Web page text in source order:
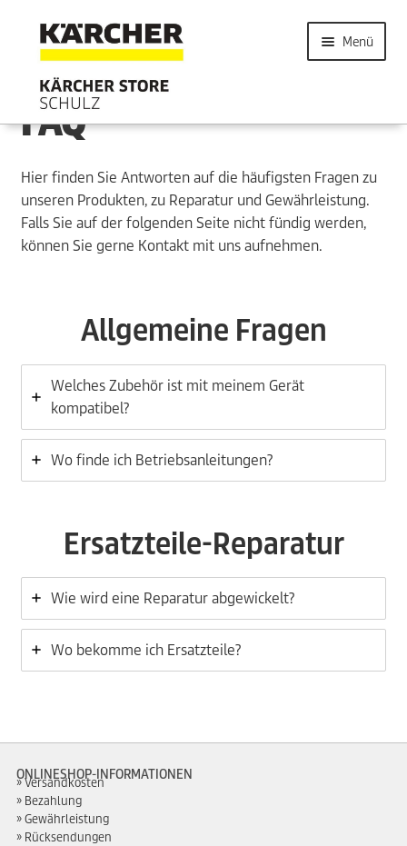
Menü
FAQ
Hier finden Sie Antworten auf die häufigsten Fragen zu
unseren Produkten, zu Reparatur und Gewährleistung.
Falls Sie auf der folgenden Seite nicht fündig werden,
können Sie gerne Kontakt mit uns aufnehmen.
Allgemeine Fragen
Welches Zubehör ist mit meinem Gerät
kompatibel?
Wo finde ich Betriebsanleitungen?
Ersatzteile-Reparatur
Wie wird eine Reparatur abgewickelt?
Wo bekomme ich Ersatzteile?
ONLINESHOP-INFORMATIONEN
Versandkosten
Bezahlung
Gewährleistung
Rücksendungen